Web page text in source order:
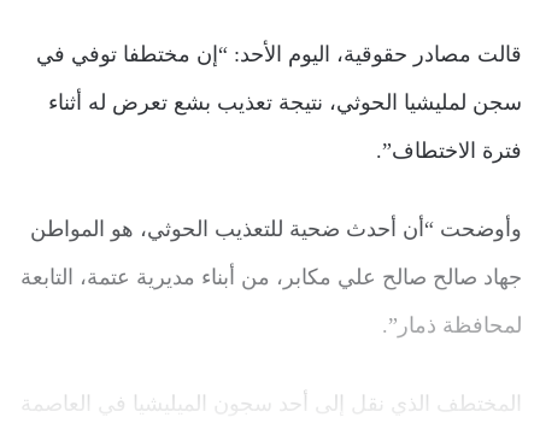
قالت مصادر حقوقية، اليوم الأحد: “إن مختطفا توفي في
سجن لمليشيا الحوثي، نتيجة تعذيب بشع تعرض له أثناء
فترة الاختطاف”.
وأوضحت “أن أحدث ضحية للتعذيب الحوثي، هو المواطن
جهاد صالح صالح علي مكابر، من أبناء مديرية عتمة، التابعة
لمحافظة ذمار”.
المختطف الذي نقل إلى أحد سجون الميليشيا في العاصمة